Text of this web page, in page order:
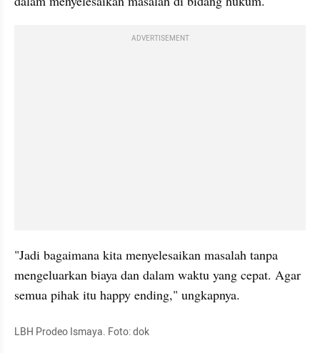
ADVERTISEMENT
"Jadi bagaimana kita menyelesaikan masalah tanpa
mengeluarkan biaya dan dalam waktu yang cepat. Agar
semua pihak itu happy ending," ungkapnya.
LBH Prodeo Ismaya. Foto: dok